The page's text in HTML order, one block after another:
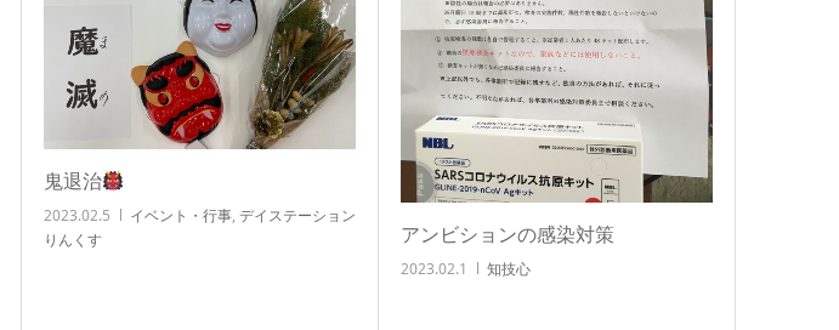
鬼退治
2023.02.5 イベント・行事, デイステーション
りんくす
アンビションの感染対策
2023.02.1 知技心